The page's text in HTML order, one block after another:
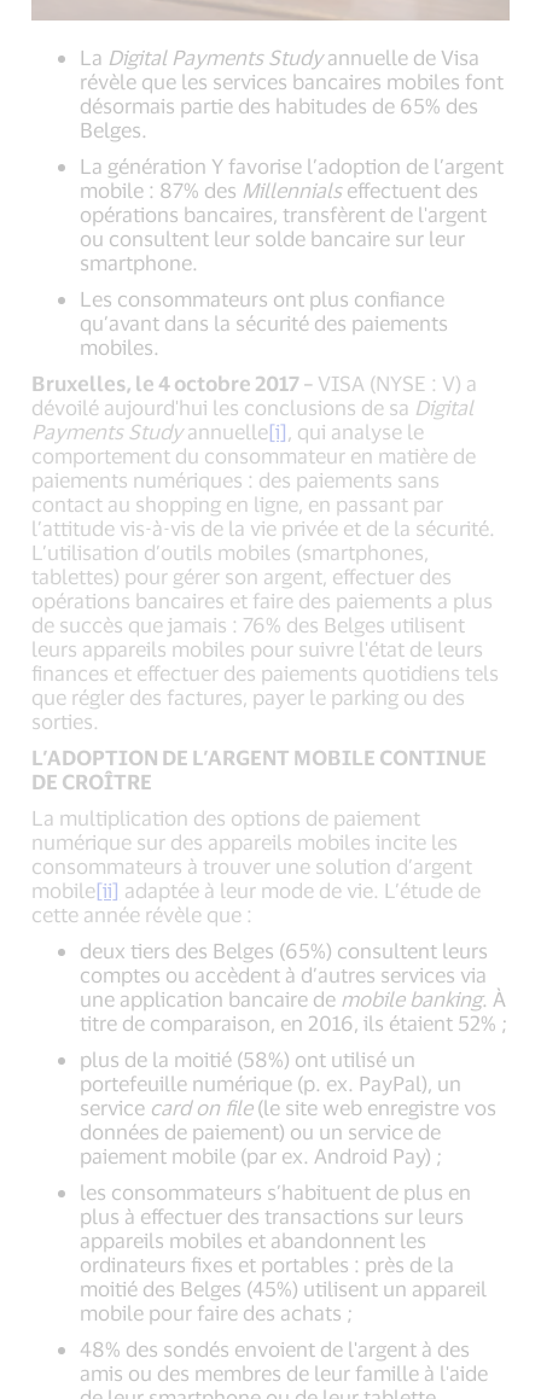
La Digital Payments Studyannuelle de Visa
révèle que les services bancaires mobiles font
désormais partie des habitudes de 65% des
Belges.
La génération Y favorise l’adoption de l’argent
mobile : 87% des Millennialseffectuent des
opérations bancaires, transfèrent de l'argent
ou consultent leur solde bancaire sur leur
smartphone.
Les consommateurs ont plus confiance
qu’avant dans la sécurité des paiements
mobiles.
Bruxelles, le 4 octobre 2017 – VISA (NYSE : V) a
dévoilé aujourd'hui les conclusions de sa Digital
Payments Studyannuelle[i] , qui analyse le
comportement du consommateur en matière de
paiements numériques : des paiements sans
contact au shopping en ligne, en passant par
l’attitude vis-à-vis de la vie privée et de la sécurité.
L’utilisation d’outils mobiles (smartphones,
tablettes) pour gérer son argent, effectuer des
opérations bancaires et faire des paiements a plus
de succès que jamais : 76% des Belges utilisent
leurs appareils mobiles pour suivre l'état de leurs
finances et effectuer des paiements quotidiens tels
que régler des factures, payer le parking ou des
sorties.
L’ADOPTION DE L’ARGENT MOBILE CONTINUE
DE CROÎTRE
La multiplication des options de paiement
numérique sur des appareils mobiles incite les
consommateurs à trouver une solution d’argent
mobile[ii] adaptée à leur mode de vie. L’étude de
cette année révèle que :
deux tiers des Belges (65%) consultent leurs
comptes ou accèdent à d’autres services via
une application bancaire de mobile banking. À
titre de comparaison, en 2016, ils étaient 52% ;
plus de la moitié (58%) ont utilisé un
portefeuille numérique (p. ex. PayPal), un
service card on file(le site web enregistre vos
données de paiement) ou un service de
paiement mobile (par ex. Android Pay) ;
les consommateurs s’habituent de plus en
plus à effectuer des transactions sur leurs
appareils mobiles et abandonnent les
ordinateurs fixes et portables : près de la
moitié des Belges (45%) utilisent un appareil
mobile pour faire des achats ;
48% des sondés envoient de l'argent à des
amis ou des membres de leur famille à l'aide